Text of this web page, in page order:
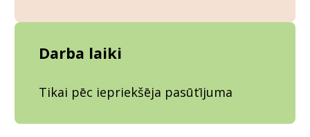
Darba laiki
Tikai pēc iepriekšēja pasūtījuma